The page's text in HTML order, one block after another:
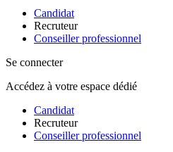
Candidat
Recruteur
Conseiller professionnel
Se connecter
Accédez à votre espace dédié
Candidat
Recruteur
Conseiller professionnel